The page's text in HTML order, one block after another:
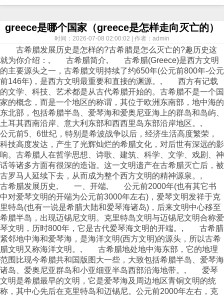
greece是哪个国家（greece是怎样走向灭亡的）
时间：2026-07-08 02:00:02 | 作者：admin
古希腊发展历史是怎样的?古希腊是怎么灭亡的?趣历史这
就为你介绍：, 古希腊简介, 古希腊(Greece)是西方文明
的主要源头之一，古希腊文明持续了约650年(公元前800年-公元
前146年)，是西方文明最重要和直接的渊源。, 西方有记载
的文学、科技、艺术都是从古代希腊开始的。古希腊不是一个国
家的概念，而是一个地区的称谓，其位于欧洲东南部，地中海的
东北部，包括希腊半岛、爱琴海和爱奥尼亚海上的群岛和岛屿、
土耳其西南沿岸、意大利东部和西西里岛东部沿岸地区。,
公元前5、6世纪，特别是希波战争以后，经济生活高度繁荣，
科技高度发达，产生了光辉灿烂的希腊文化，对后世有深远的影
响。古希腊人在哲学思想、诗歌、建筑、科学、文学、戏剧、神
话等诸多方面有很深的造诣。这一文明遗产在古希腊灭亡后，被
古罗马人延续下去，从而成为整个西方文明的精神源泉。,
古希腊发展历史, 一、开端, 公元前2000年(也有其它书
中对爱琴文明的开端为公元前3000年左右)，爱琴文明发祥于克
里特岛(也有一说是希腊大陆和爱琴海诸岛)，后来文明中心移至
希腊半岛，出现迈锡尼文明。克里特岛文明与迈锡尼文明合称爱
琴文明，历时800年，它是古代爱琴海文明的开端。, 古希腊
紧邻地中海和爱琴海，是海洋文明(西方文明)的源头，所以古希
腊文明又称海洋文明。, 古希腊地处地中海东部，它的地理
范围比现今希腊共和国版图大一些，大致包括希腊半岛、爱琴海
诸岛、爱奥尼亚群岛和小亚细亚半岛西部沿海地带。, 爱琴
文明是希腊最早的文明，它是爱琴海及周边地区青铜文明的统
称，其中心先后在克里特岛和迈锡尼。公元前2000年左右，克